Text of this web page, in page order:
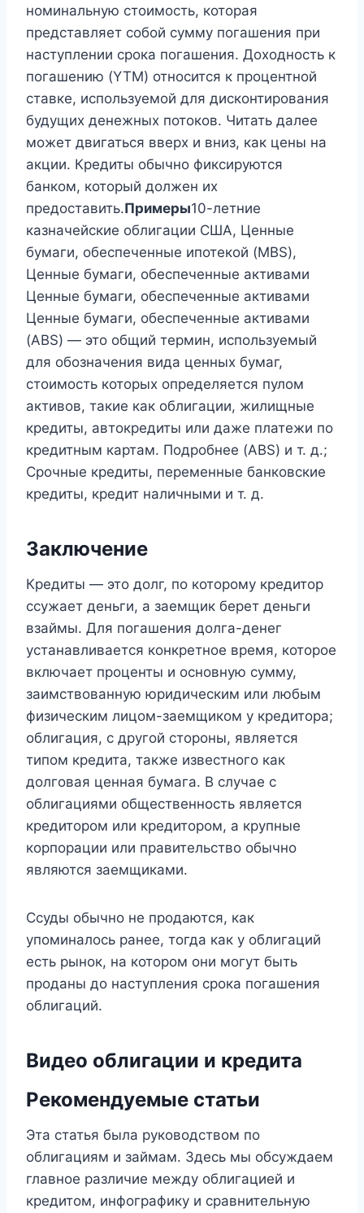
номинальную стоимость, которая
представляет собой сумму погашения при
наступлении срока погашения. Доходность к
погашению (YTM) относится к процентной
ставке, используемой для дисконтирования
будущих денежных потоков. Читать далее
может двигаться вверх и вниз, как цены на
акции. Кредиты обычно фиксируются
банком, который должен их
предоставить.Примеры10-летние
казначейские облигации США, Ценные
бумаги, обеспеченные ипотекой (MBS),
Ценные бумаги, обеспеченные активами
Ценные бумаги, обеспеченные активами
Ценные бумаги, обеспеченные активами
(ABS) — это общий термин, используемый
для обозначения вида ценных бумаг,
стоимость которых определяется пулом
активов, такие как облигации, жилищные
кредиты, автокредиты или даже платежи по
кредитным картам. Подробнее (ABS) и т. д.;
Срочные кредиты, переменные банковские
кредиты, кредит наличными и т. д.
Заключение
Кредиты — это долг, по которому кредитор
ссужает деньги, а заемщик берет деньги
взаймы. Для погашения долга-денег
устанавливается конкретное время, которое
включает проценты и основную сумму,
заимствованную юридическим или любым
физическим лицом-заемщиком у кредитора;
облигация, с другой стороны, является
типом кредита, также известного как
долговая ценная бумага. В случае с
облигациями общественность является
кредитором или кредитором, а крупные
корпорации или правительство обычно
являются заемщиками.
Ссуды обычно не продаются, как
упоминалось ранее, тогда как у облигаций
есть рынок, на котором они могут быть
проданы до наступления срока погашения
облигаций.
Видео облигации и кредита
Рекомендуемые статьи
Эта статья была руководством по
облигациям и займам. Здесь мы обсуждаем
главное различие между облигацией и
кредитом, инфографику и сравнительную